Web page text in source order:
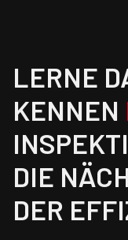
LERNE
KENNEN
DIE
DER